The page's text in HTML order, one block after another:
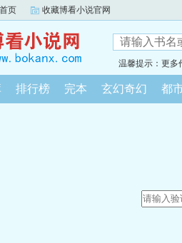
页 收藏博看小说官网
温馨提示：更多
排行榜 完本 玄幻奇幻 都